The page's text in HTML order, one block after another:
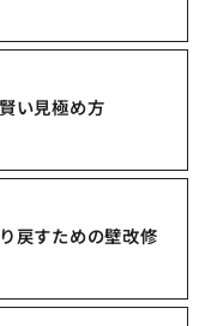
い見極め方
戻すための壁改修